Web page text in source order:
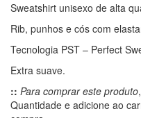
Sweatshirt unisexo de alta
Rib, punhos e cós com
Tecnologia PST – Perfect
Extra suave.
:: Para comprar este produto
Quantidade e adicione ao